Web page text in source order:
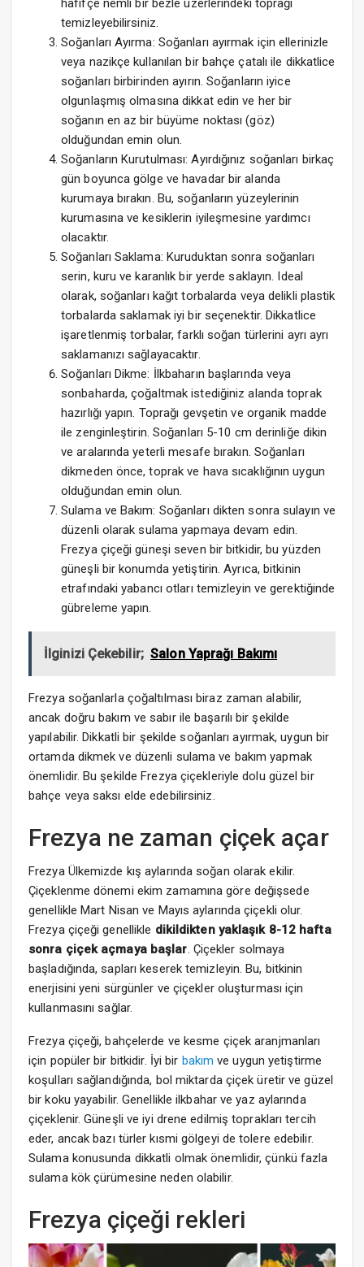
hafifçe nemli bir bezle üzerlerindeki toprağı
temizleyebilirsiniz.
Soğanları Ayırma: Soğanları ayırmak için ellerinizle
veya nazikçe kullanılan bir bahçe çatalı ile dikkatlice
soğanları birbirinden ayırın. Soğanların iyice
olgunlaşmış olmasına dikkat edin ve her bir
soğanın en az bir büyüme noktası (göz)
olduğundan emin olun.
Soğanların Kurutulması: Ayırdığınız soğanları birkaç
gün boyunca gölge ve havadar bir alanda
kurumaya bırakın. Bu, soğanların yüzeylerinin
kurumasına ve kesiklerin iyileşmesine yardımcı
olacaktır.
Soğanları Saklama: Kuruduktan sonra soğanları
serin, kuru ve karanlık bir yerde saklayın. Ideal
olarak, soğanları kağıt torbalarda veya delikli plastik
torbalarda saklamak iyi bir seçenektir. Dikkatlice
işaretlenmiş torbalar, farklı soğan türlerini ayrı ayrı
saklamanızı sağlayacaktır.
Soğanları Dikme: İlkbaharın başlarında veya
sonbaharda, çoğaltmak istediğiniz alanda toprak
hazırlığı yapın. Toprağı gevşetin ve organik madde
ile zenginleştirin. Soğanları 5-10 cm derinliğe dikin
ve aralarında yeterli mesafe bırakın. Soğanları
dikmeden önce, toprak ve hava sıcaklığının uygun
olduğundan emin olun.
Sulama ve Bakım: Soğanları dikten sonra sulayın ve
düzenli olarak sulama yapmaya devam edin.
Frezya çiçeği güneşi seven bir bitkidir, bu yüzden
güneşli bir konumda yetiştirin. Ayrıca, bitkinin
etrafındaki yabancı otları temizleyin ve gerektiğinde
gübreleme yapın.
İlginizi Çekebilir; Salon Yaprağı Bakımı
Frezya soğanlarla çoğaltılması biraz zaman alabilir,
ancak doğru bakım ve sabır ile başarılı bir şekilde
yapılabilir. Dikkatli bir şekilde soğanları ayırmak, uygun bir
ortamda dikmek ve düzenli sulama ve bakım yapmak
önemlidir. Bu şekilde Frezya çiçekleriyle dolu güzel bir
bahçe veya saksı elde edebilirsiniz.
Frezya ne zaman çiçek açar
Frezya Ülkemizde kış aylarında soğan olarak ekilir.
Çiçeklenme dönemi ekim zamamına göre değişsede
genellikle Mart Nisan ve Mayıs aylarında çiçekli olur.
Frezya çiçeği genellikle dikildikten yaklaşık 8-12 hafta
sonra çiçek açmaya başlar. Çiçekler solmaya
başladığında, sapları keserek temizleyin. Bu, bitkinin
enerjisini yeni sürgünler ve çiçekler oluşturması için
kullanmasını sağlar.
Frezya çiçeği, bahçelerde ve kesme çiçek aranjmanları
için popüler bir bitkidir. İyi bir bakım ve uygun yetiştirme
koşulları sağlandığında, bol miktarda çiçek üretir ve güzel
bir koku yayabilir. Genellikle ilkbahar ve yaz aylarında
çiçeklenir. Güneşli ve iyi drene edilmiş toprakları tercih
eder, ancak bazı türler kısmi gölgeyi de tolere edebilir.
Sulama konusunda dikkatli olmak önemlidir, çünkü fazla
sulama kök çürümesine neden olabilir.
Frezya çiçeği rekleri